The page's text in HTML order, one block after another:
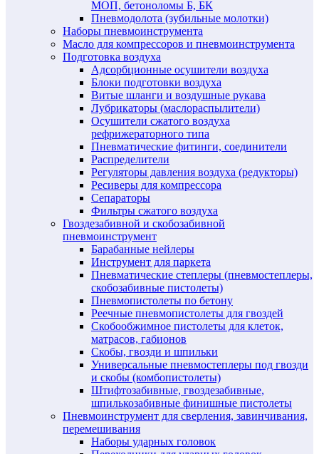
МОП, бетоноломы Б, БК
Пневмодолота (зубильные молотки)
Наборы пневмоинструмента
Масло для компрессоров и пневмоинструмента
Подготовка воздуха
Адсорбционные осушители воздуха
Блоки подготовки воздуха
Витые шланги и воздушные рукава
Лубрикаторы (маслораспылители)
Осушители сжатого воздуха
рефрижераторного типа
Пневматические фитинги, соединители
Распределители
Регуляторы давления воздуха (редукторы)
Ресиверы для компрессора
Сепараторы
Фильтры сжатого воздуха
Гвоздезабивной и скобозабивной
пневмоинструмент
Барабанные нейлеры
Инструмент для паркета
Пневматические степлеры (пневмостеплеры,
скобозабивные пистолеты)
Пневмопистолеты по бетону
Реечные пневмопистолеты для гвоздей
Скобообжимное пистолеты для клеток,
матрасов, габионов
Скобы, гвозди и шпильки
Универсальные пневмостеплеры под гвозди
и скобы (комбопистолеты)
Штифтозабивные, гвоздезабивные,
шпилькозабивные финишные пистолеты
Пневмоинструмент для сверления, завинчивания,
перемешивания
Наборы ударных головок